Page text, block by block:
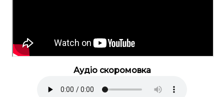
Аудіо скоромовка